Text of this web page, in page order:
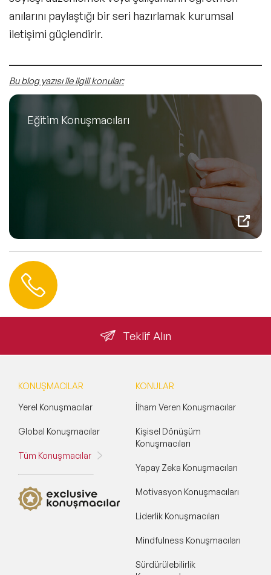
anılarını paylaştığı bir seri hazırlamak kurumsal
iletişimi güçlendirir.
Bu blog yazısı ile ilgili konular:
Eğitim Konuşmacıları
Teklif Alın
KONUŞMACILAR
Yerel Konuşmacılar
Global Konuşmacılar
Tüm Konuşmacılar
KONULAR
İlham Veren Konuşmacılar
Kişisel Dönüşüm
Konuşmacıları
Yapay Zeka Konuşmacıları
Motivasyon Konuşmacıları
Liderlik Konuşmacıları
Mindfulness Konuşmacıları
Sürdürülebilirlik